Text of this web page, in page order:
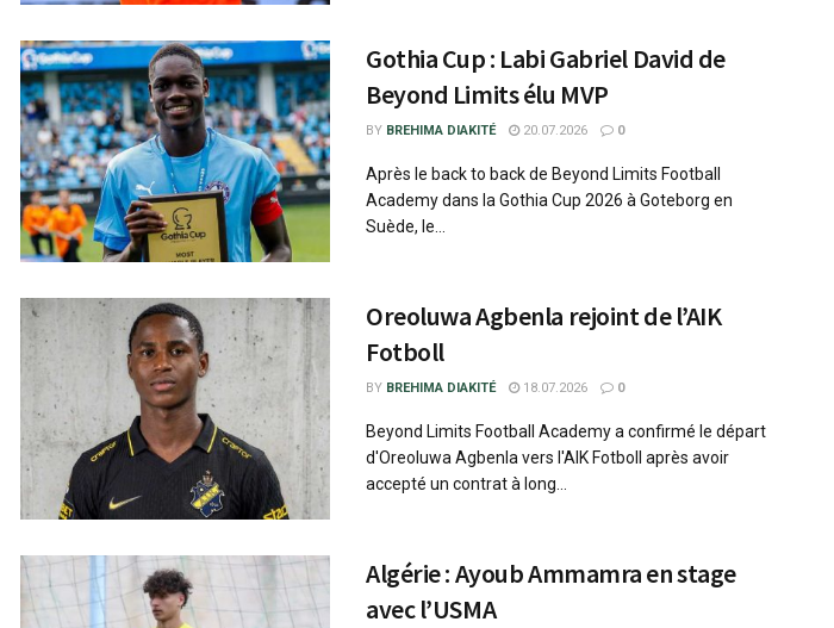
Gothia Cup : Labi Gabriel David de
Beyond Limits élu MVP
BY BREHIMA DIAKITÉ 20.07.2026 0
Après le back to back de Beyond Limits Football
Academy dans la Gothia Cup 2026 à Goteborg en
Suède, le...
Oreoluwa Agbenla rejoint de l’AIK
Fotboll
BY BREHIMA DIAKITÉ 18.07.2026 0
Beyond Limits Football Academy a confirmé le départ
d'Oreoluwa Agbenla vers l'AIK Fotboll après avoir
accepté un contrat à long...
Algérie : Ayoub Ammamra en stage
avec l’USMA